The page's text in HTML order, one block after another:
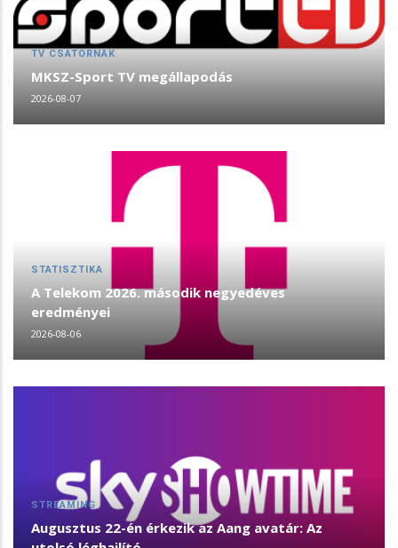
TV CSATORNÁK
MKSZ-Sport TV megállapodás
2026-08-07
STATISZTIKA
A Telekom 2026. második negyedéves
eredményei
2026-08-06
STREAMING
Augusztus 22-én érkezik az Aang avatár: Az